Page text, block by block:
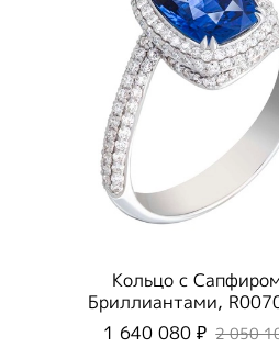
Кольцо с
Бриллиантами,
1 640 080 ₽ 2 050